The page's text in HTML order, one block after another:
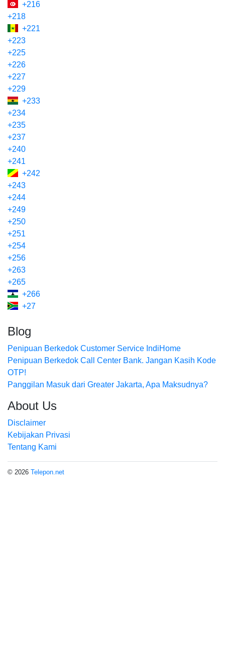
+216
+218
+221
+223
+225
+226
+227
+229
+233
+234
+235
+237
+240
+241
+242
+243
+244
+249
+250
+251
+254
+256
+263
+265
+266
+27
Blog
Penipuan Berkedok Customer Service IndiHome
Penipuan Berkedok Call Center Bank. Jangan Kasih Kode
OTP!
Panggilan Masuk dari Greater Jakarta, Apa Maksudnya?
About Us
Disclaimer
Kebijakan Privasi
Tentang Kami
© 2026 Telepon.net